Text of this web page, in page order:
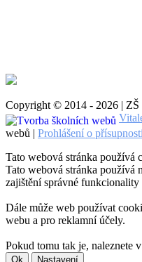
Copyright © 2014 - 2026 |
webů | Prohlášení o přísupnosti
Tato webová stránka používá
Tato webová stránka používá
zajištění správné funkcionality
Dále může web používat
webu a pro reklamní účely.
Pokud tomu tak je, naleznete
Ok Nastavení